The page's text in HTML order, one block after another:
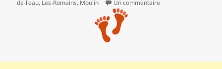
de-l'eau, Les‑Romains, Moulin Un commentaire